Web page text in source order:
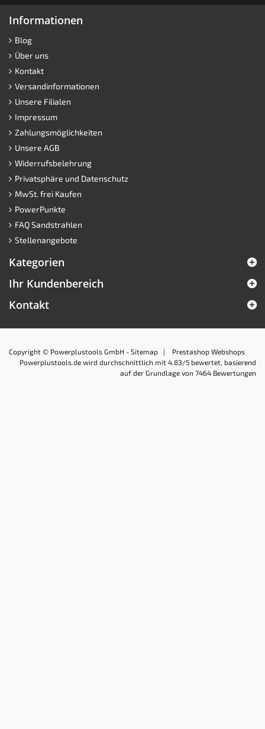
Informationen
Blog
Über uns
Kontakt
Versandinformationen
Unsere Filialen
Impressum
Zahlungsmöglichkeiten
Unsere AGB
Widerrufsbelehrung
Privatsphäre und Datenschutz
MwSt. frei Kaufen
PowerPunkte
FAQ Sandstrahlen
Stellenangebote
Kategorien
Ihr Kundenbereich
Kontakt
Copyright © Powerplustools GmbH - Sitemap | Prestashop Webshops
Powerplustools.de wird durchschnittlich mit 4.83 /5 bewertet, basierend
auf der Grundlage von 7464 Bewertungen